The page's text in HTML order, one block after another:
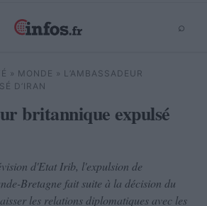
⌕
» MONDE » L’AMBASSADEUR
D’IRAN
britannique expulsé
d'Etat Irib, l'expulsion de
Bretagne fait suite à la décision du
les relations diplomatiques avec les